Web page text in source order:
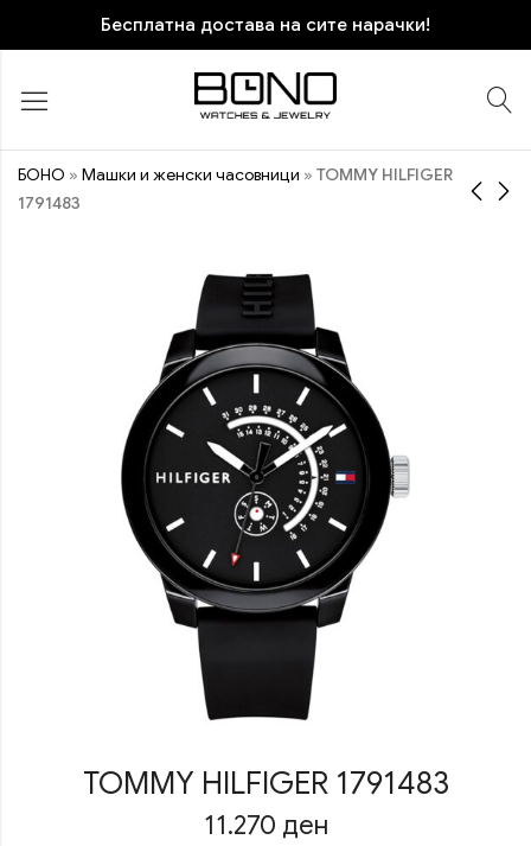
Бесплатна достава на сите нарачки!
БОНО » Машки и женски часовници » TOMMY HILFIGER
1791483
10.970
TOMMY HILFIGER 1791483
11.270 ден